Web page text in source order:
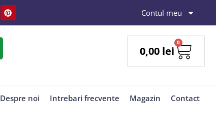
Contul meu
0,00 lei
0
Despre noi Intrebari frecvente Magazin Contact